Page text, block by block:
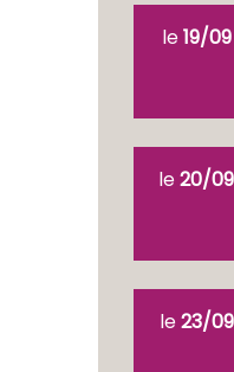
le19/09
le20/09
le23/09